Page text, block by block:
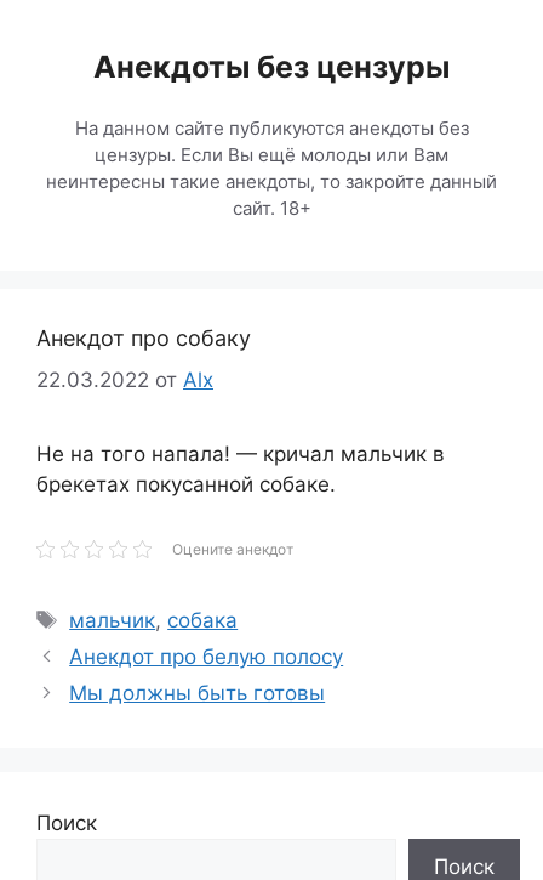
содержимомуАнекдоты без цензуры
На данном сайте публикуются анекдоты без
цензуры. Если Вы ещё молоды или Вам
неинтересны такие анекдоты, то закройте данный
сайт. 18+
Анекдот про собаку
22.03.2022 от Alx
Не на того напала! — кричал мальчик в
брекетах покусанной собаке.
Оцените анекдот
Метки
мальчик, собака
Анекдот про белую полосу
Мы должны быть готовы
Поиск
Поиск